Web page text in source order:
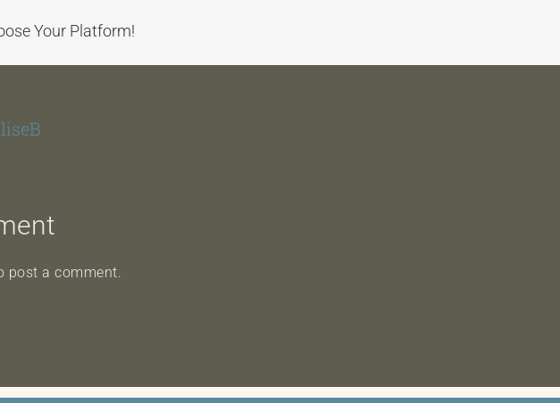
Your Platform!
post a comment.